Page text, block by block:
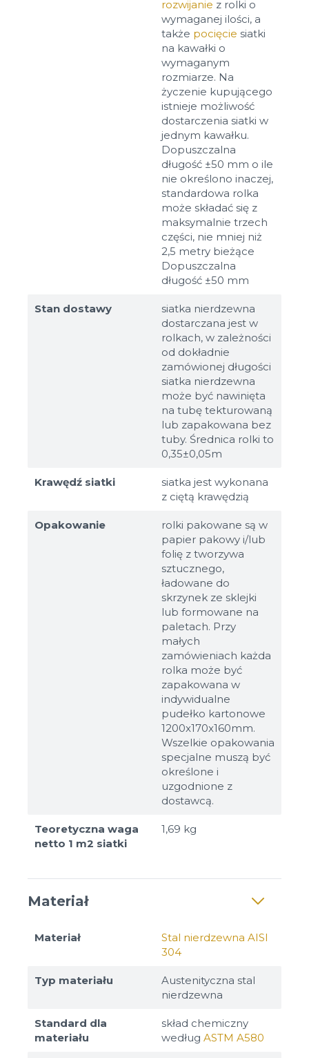
rozwijanie z rolki o
wymaganej ilości, a
także pocięcie siatki
na kawałki o
wymaganym
rozmiarze. Na
życzenie kupującego
istnieje możliwość
dostarczenia siatki w
jednym kawałku.
Dopuszczalna
długość ±50 mm o ile
nie określono inaczej,
standardowa rolka
może składać się z
maksymalnie trzech
części, nie mniej niż
2,5 metry bieżące
Dopuszczalna
długość ±50 mm
Stan dostawy
siatka nierdzewna
dostarczana jest w
rolkach, w zależności
od dokładnie
zamówionej długości
siatka nierdzewna
może być nawinięta
na tubę tekturowaną
lub zapakowana bez
tuby. Średnica rolki to
0,35±0,05m
Krawędź siatki
siatka jest wykonana
z ciętą krawędzią
Opakowanie
rolki pakowane są w
papier pakowy i/lub
folię z tworzywa
sztucznego,
ładowane do
skrzynek ze sklejki
lub formowane na
paletach. Przy
małych
zamówieniach każda
rolka może być
zapakowana w
indywidualne
pudełko kartonowe
1200x170x160mm.
Wszelkie opakowania
specjalne muszą być
określone i
uzgodnione z
dostawcą.
Teoretyczna waga
netto 1 m2 siatki
1,69 kg
Materiał
Materiał
Stal nierdzewna AISI
304
Typ materiału
Austenityczna stal
nierdzewna
Standard dla
materiału
skład chemiczny
według ASTM A580